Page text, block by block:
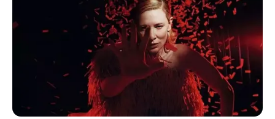
LIHAT ARTIKEL LAINNYA